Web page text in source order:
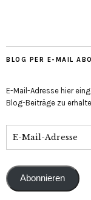
BLOG PER E-MAIL
E-Mail-Adresse hier
Blog-Beiträge zu
Abonnieren